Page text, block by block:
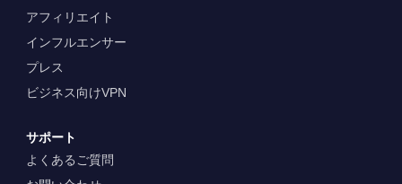
アフィリエイト
インフルエンサー
プレス
ビジネス向けVPN
サポート
よくあるご質問